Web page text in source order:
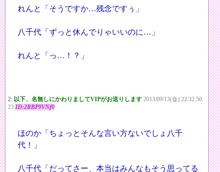
れんと「そうですか…残念ですぅ」
八千代「ずっと休んでりゃいいのに…」
れんと「っ…！？」
2: 以下、名無しにかわりましてVIPがお送りします 2013/09/13(金) 22:32:50.
23 ID:2RBP9VNf0
ほのか「ちょっとそんな言い方ないでしょ八千
代！」
八千代「だってさー、本当はみんなもそう思ってる